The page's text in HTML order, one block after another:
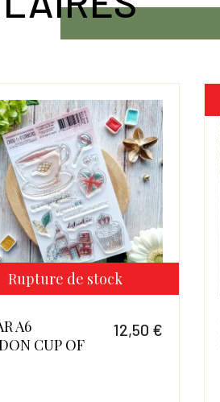
Rupture de stock
A6
CUP OF
12,50 €